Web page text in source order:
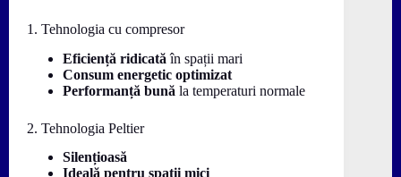
1. Tehnologia cu compresor
Eficiență ridicată în spații mari
Consum energetic optimizat
Performanță bună la temperaturi normale
2. Tehnologia Peltier
Silențioasă
Ideală pentru spații mici